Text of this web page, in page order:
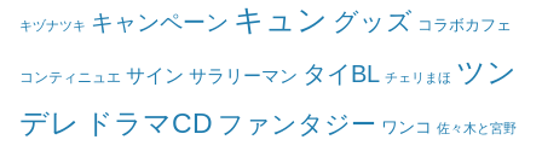
キヅナツキ キャンペーン キュン グッズ コラボカフェ
コンティニュエ サイン サラリーマン タイBL チェリまほ ツン
デレ ドラマCD ファンタジー ワンコ 佐々木と宮野